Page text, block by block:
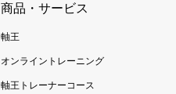
商品・サービス
軸王
オンライントレーニング
軸王トレーナーコース